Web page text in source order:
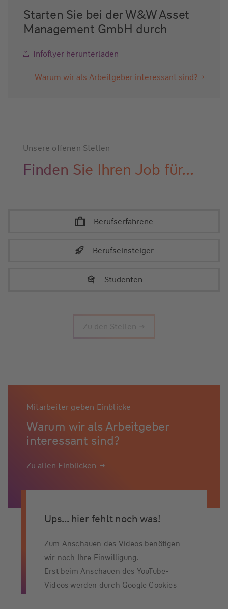
Starten Sie bei der W&W Asset
Management GmbH durch
Infoflyer herunterladen
Warum wir als Arbeitgeber interessant sind?
Unsere offenen Stellen
Finden Sie Ihren Job für...
Berufserfahrene
Berufseinsteiger
Studenten
Mitarbeiter geben Einblicke
Warum wir als Arbeitgeber
interessant sind?
Zu allen Einblicken
Ups... hier fehlt noch was!
Zum Anschauen des Videos benötigen
wir noch Ihre Einwilligung.
Erst beim Anschauen des YouTube-
Videos werden durch Google Cookies